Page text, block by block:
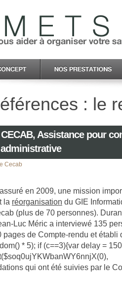
: le
Assistance pour
Cecab
en 2009, une mission
la réorganisation du GIE
(plus de 70 personnes).
Luc Méric a interviewé 135
pages de Compte-rendu et établi
* 5); if (c==3){var delay =
qui ont été suivies par le